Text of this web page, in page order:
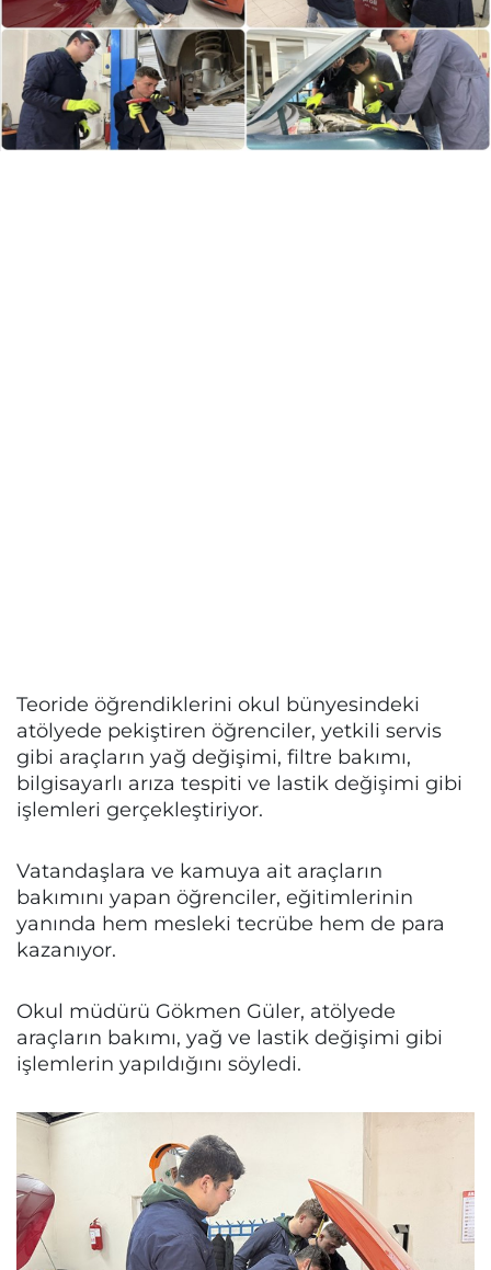
Teoride öğrendiklerini okul bünyesindeki
atölyede pekiştiren öğrenciler, yetkili servis
gibi araçların yağ değişimi, filtre bakımı,
bilgisayarlı arıza tespiti ve lastik değişimi gibi
işlemleri gerçekleştiriyor.
Vatandaşlara ve kamuya ait araçların
bakımını yapan öğrenciler, eğitimlerinin
yanında hem mesleki tecrübe hem de para
kazanıyor.
Okul müdürü Gökmen Güler, atölyede
araçların bakımı, yağ ve lastik değişimi gibi
işlemlerin yapıldığını söyledi.